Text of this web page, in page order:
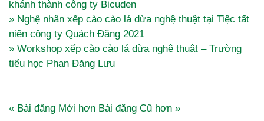
khánh thành công ty Bicuden
» Nghệ nhân xếp cào cào lá dừa nghệ thuật tại Tiệc tất
niên công ty Quách Đăng 2021
» Workshop xếp cào cào lá dừa nghệ thuật – Trường
tiểu học Phan Đăng Lưu
« Bài đăng Mới hơn Bài đăng Cũ hơn »